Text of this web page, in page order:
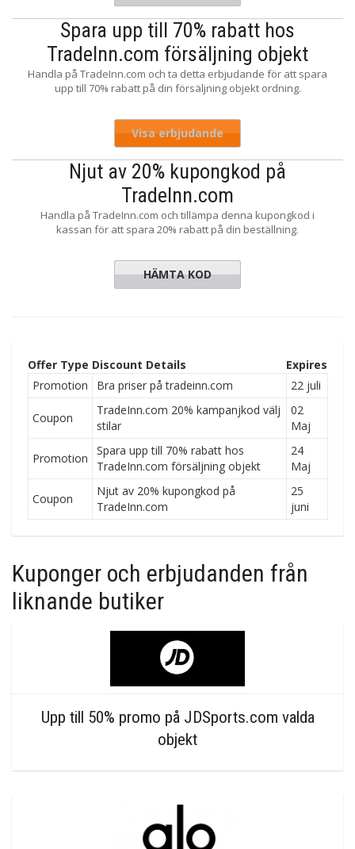
Spara upp till 70% rabatt hos
TradeInn.com försäljning objekt
Handla på TradeInn.com och ta detta erbjudande för att spara
upp till 70% rabatt på din försäljning objekt ordning.
Visa erbjudande
Njut av 20% kupongkod på
TradeInn.com
Handla på TradeInn.com och tillämpa denna kupongkod i
kassan för att spara 20% rabatt på din beställning.
INAGV20
HÄMTA KOD
Offer Type Discount Details
Expires
Promotion
Bra priser på tradeinn.com 22 juli
Coupon
TradeInn.com 20% kampanjkod välj
stilar
02
Maj
Promotion
Spara upp till 70% rabatt hos
TradeInn.com försäljning objekt
24
Maj
Coupon
Njut av 20% kupongkod på
TradeInn.com
25
juni
Kuponger och erbjudanden från
liknande butiker
Upp till 50% promo på JDSports.com valda
objekt